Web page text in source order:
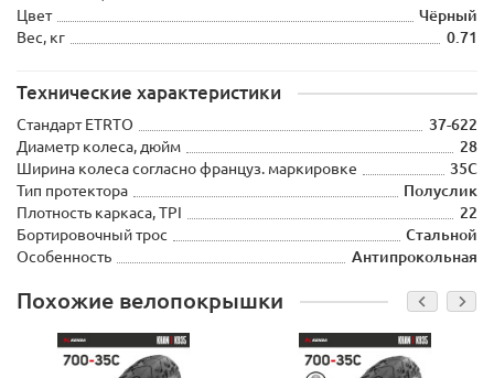
Цвет
Чёрный
Вес, кг
0.71
Технические характеристики
Стандарт ETRTO
37-622
Диаметр колеса, дюйм
28
Ширина колеса согласно француз. маркировке
35C
Тип протектора
Полуслик
Плотность каркаса, TPI
22
Бортировочный трос
Стальной
Особенность
Антипрокольная
Похожие велопокрышки